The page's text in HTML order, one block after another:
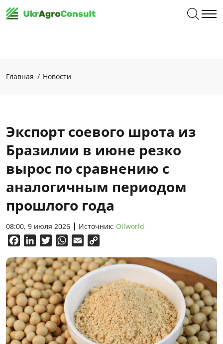
Главная Новости
Экспорт соевого шрота из
Бразилии в июне резко
вырос по сравнению с
аналогичным периодом
прошлого года
08:00, 9 июля 2026 Источник: Oilworld
FacebookLinkedInTwitterWhatsApp
Email